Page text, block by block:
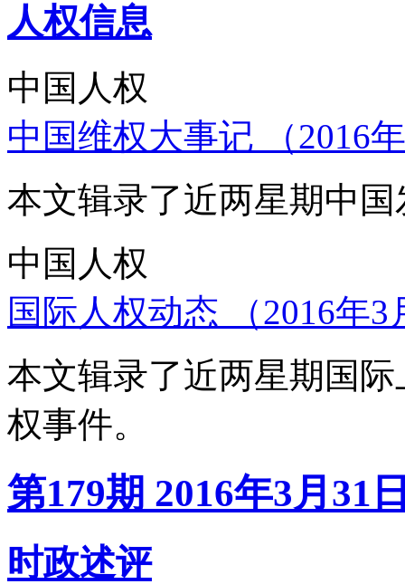
人权信息
中国人权
中国维权大事记 （2016
本文辑录了近两星期中
中国人权
国际人权动态 （2016年
本文辑录了近两星期国
权事件。
第179期 2016年3月31
时政述评